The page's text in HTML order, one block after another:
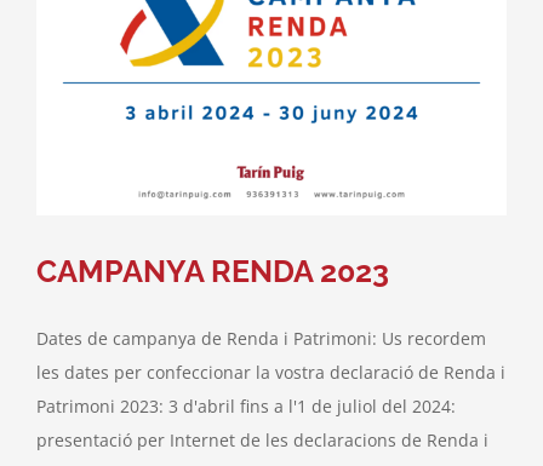
CAMPANYA RENDA 2023
Dates de campanya de Renda i Patrimoni: Us recordem
les dates per confeccionar la vostra declaració de Renda i
Patrimoni 2023: 3 d'abril fins a l'1 de juliol del 2024:
presentació per Internet de les declaracions de Renda i